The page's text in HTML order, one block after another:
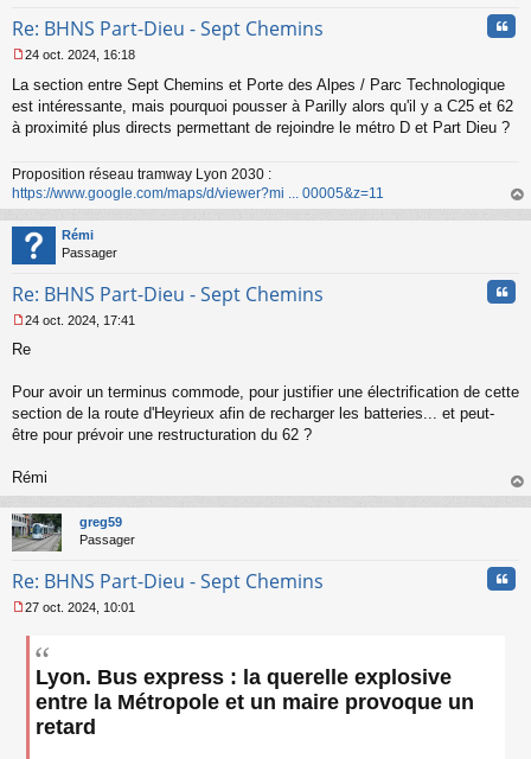
o
l
u
Re: BHNS Part-Dieu - Sept Chemins
e
s
a
e
n
o
n
l
u
24 oct. 2024, 16:18
La section entre Sept Chemins et Porte des Alpes / Parc Technologique
est intéressante, mais pourquoi pousser à Parilly alors qu'il y a C25 et 62
à proximité plus directs permettant de rejoindre le métro D et Part Dieu ?
Proposition réseau tramway Lyon 2030 :
https://www.google.com/maps/d/viewer?mi ... 00005&z=11
au
Rémi
Passager
Re: BHNS Part-Dieu - Sept Chemins
e
s
g
e
o
n
l
u
24 oct. 2024, 17:41
Re
Pour avoir un terminus commode, pour justifier une électrification de cette
section de la route d'Heyrieux afin de recharger les batteries... et peut-
être pour prévoir une restructuration du 62 ?
Rémi
au
greg59
Passager
Re: BHNS Part-Dieu - Sept Chemins
e
27 oct. 2024, 10:01
Lyon. Bus express : la querelle explosive
entre la Métropole et un maire provoque un
retard